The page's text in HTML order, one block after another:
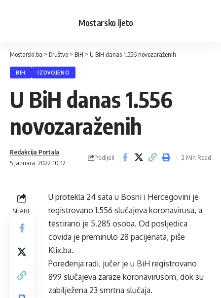
Mostarsko ljeto
Mostarski.ba > Društvo > BiH > U BiH danas 1.556 novozaraženih
BIH IZDVOJENO
U BiH danas 1.556
novozaraženih
5 Januara, 2022 10:12
Redakcija Portala
Podijeli 2 Min Read
SHARE
U protekla 24 sata u Bosni i Hercegovini je
registrovano 1.556 slučajeva koronavirusa, a
testirano je 5.285 osoba. Od posljedica
covida je preminulo 28 pacijenata, piše
Klix.ba.
Poređenja radi, jučer je u BiH registrovano
899 slučajeva zaraze koronavirusom, dok su
zabilježena 23 smrtna slučaja.